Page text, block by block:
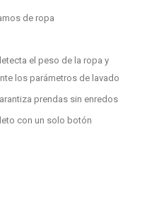
de ropa
el peso de la ropa y
los parámetros de lavado
prendas sin enredos
con un solo botón